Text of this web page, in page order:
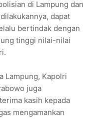
di Lampung dan
dapat
bertindak dengan
tinggi nilai-nilai
Lampung, Kapolri
juga
kasih kepada
mengamankan